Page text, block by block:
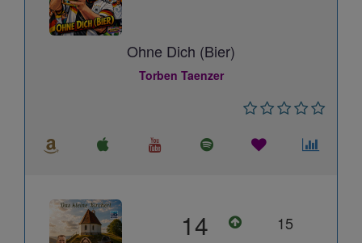
Ohne Dich (Bier)
Torben Taenzer
14 15